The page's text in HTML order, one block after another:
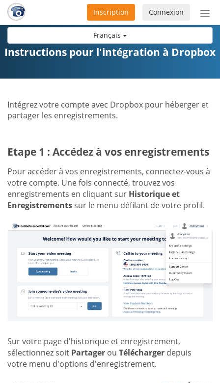
Français
ou
la
Connexion
Inscription
Instructions pour l'intégration à Dropbox
Intégrez votre compte avec Dropbox pour héberger et
partager les enregistrements.
Etape 1 : Accédez à vos enregistrements
Pour accéder à vos enregistrements, connectez-vous à
votre compte. Une fois connecté, trouvez vos
enregistrements en cliquant sur Historique et
Enregistrementssur le menu défilant de votre profil.
Sur votre page d'historique et enregistrement,
sélectionnez soit Partager ou Télécharger depuis
votre menu d'options d'enregistrement.